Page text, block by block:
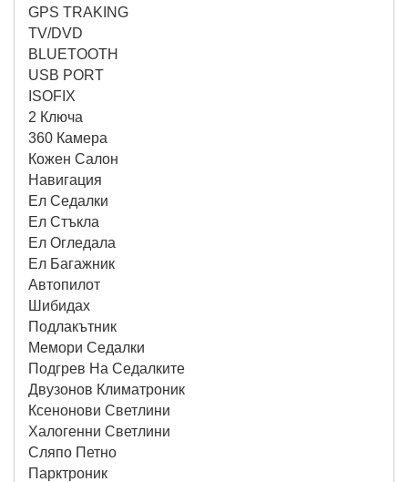
GPS TRAKING
TV/DVD
BLUETOOTH
USB PORT
ISOFIX
2 Ключа
360 Камера
Кожен Салон
Навигация
Ел Седалки
Ел Стъкла
Ел Огледала
Ел Багажник
Автопилот
Шибидах
Подлакътник
Мемори Седалки
Подгрев На Седалките
Двузонов Климатроник
Ксенонови Светлини
Халогенни Светлини
Сляпо Петно
Парктроник